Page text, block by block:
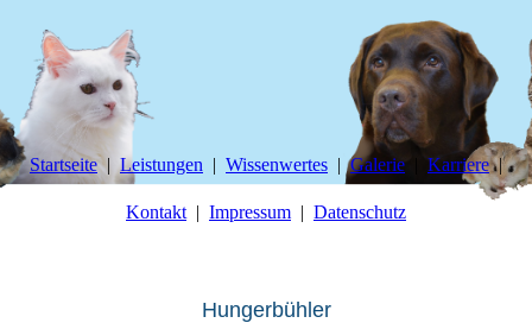
Startseite Leistungen Wissenwertes Galerie Karriere
Kontakt Impressum Datenschutz
Hungerbühler